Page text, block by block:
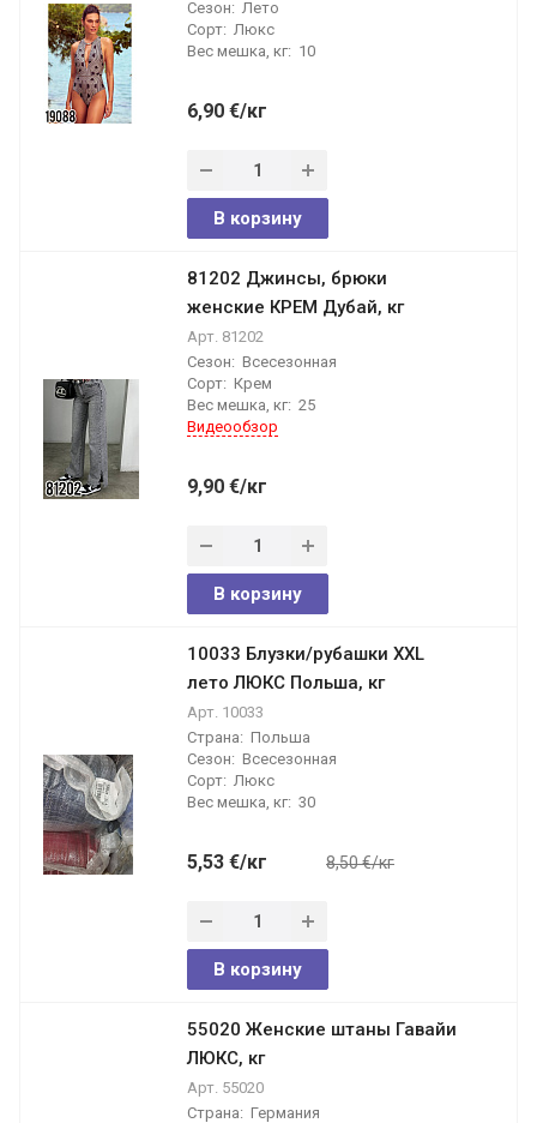
Сезон: Лето
Сорт: Люкс
Вес мешка, кг: 10
6,90 €/кг
В корзину
81202 Джинсы, брюки
женские КРЕМ Дубай, кг
Арт. 81202
Сезон: Всесезонная
Сорт: Крем
Вес мешка, кг: 25
Видеообзор
9,90 €/кг
В корзину
10033 Блузки/рубашки XXL
лето ЛЮКС Польша, кг
Арт. 10033
Страна: Польша
Сезон: Всесезонная
Сорт: Люкс
Вес мешка, кг: 30
5,53 €/кг 8,50 €/кг
В корзину
55020 Женские штаны Гавайи
ЛЮКС, кг
Арт. 55020
Страна: Германия